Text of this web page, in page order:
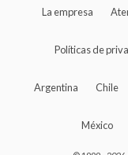
La empresa
Políticas de
Argentina Chile
México